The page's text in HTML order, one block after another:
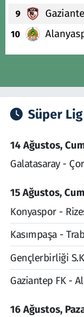
9
10
Süper
14 Ağustos,
Galatasaray -
15 Ağustos,
Konyaspor -
Kasımpaşa -
Gençlerbirliği
Gaziantep FK -
16 Ağustos,